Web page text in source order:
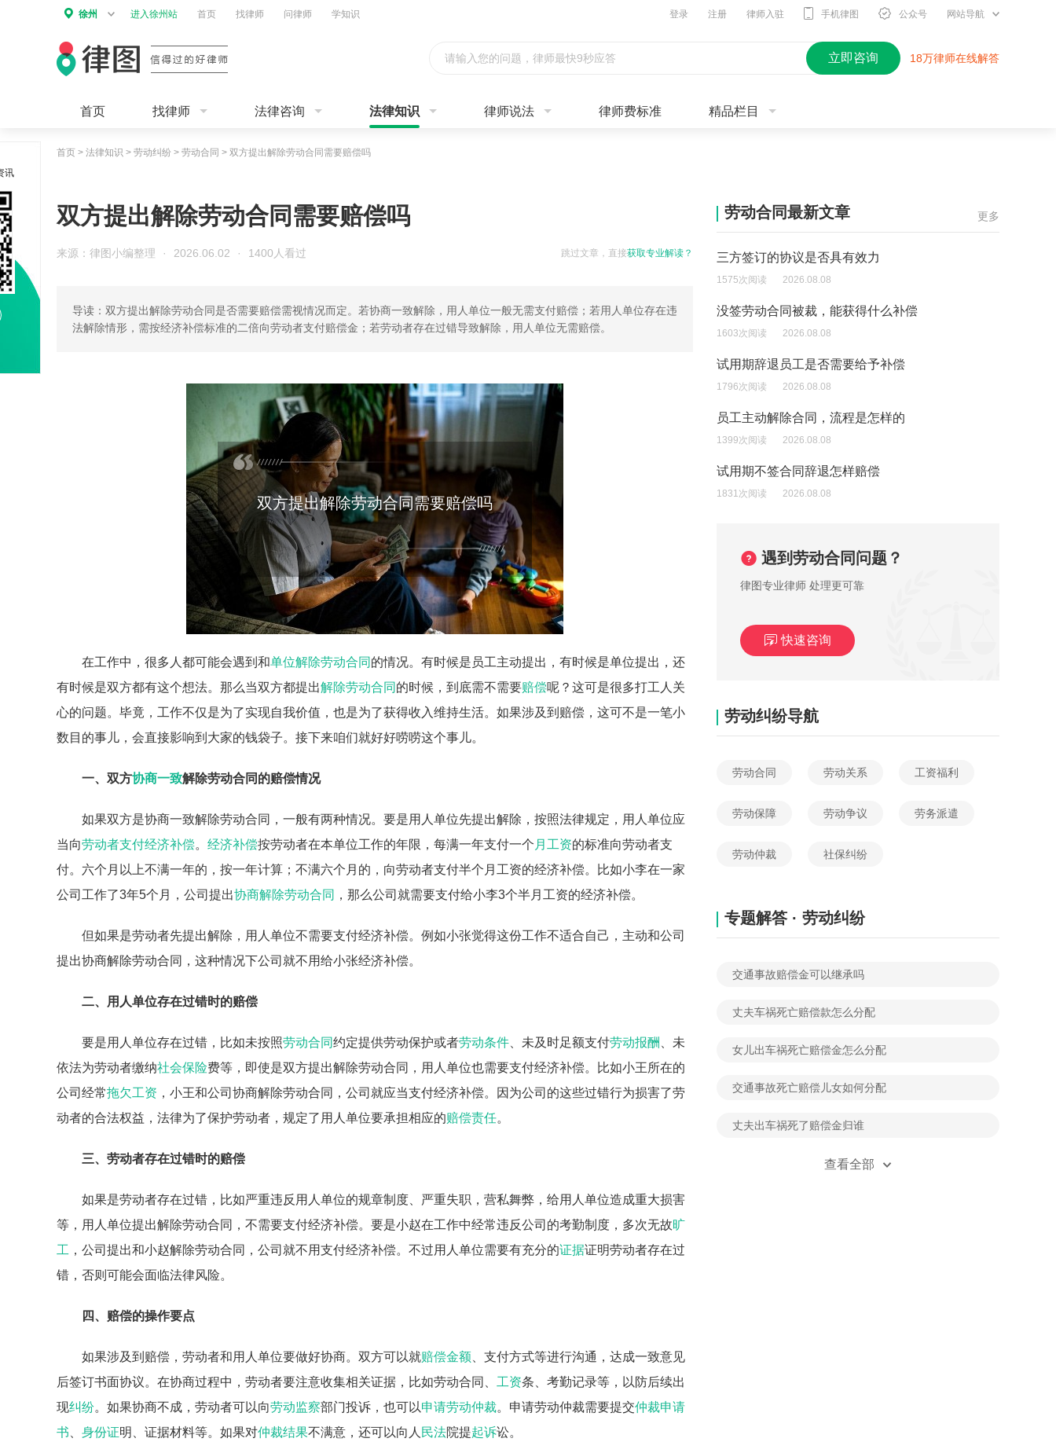
徐州 进入徐州站 首页 找律师 问律师 学知识 登录 注册 律师入驻 手机律图 公众号 网站导航
请输入您的问题，律师最快9秒应答 立即咨询 18万律师在线解答
首页 找律师 法律咨询 法律知识 律师说法 律师费标准 精品栏目
首页 > 法律知识 > 劳动纠纷 > 劳动合同 > 双方提出解除劳动合同需要赔偿吗
双方提出解除劳动合同需要赔偿吗
跳过文章，直接获取专业解读？
来源：律图小编整理 · 2026.06.02 · 1400人看过
导读：双方提出解除劳动合同是否需要赔偿需视情况而定。若协商一致解除，用人单位一般无需支付赔偿；若用人单位存在违
法解除情形，需按经济补偿标准的二倍向劳动者支付赔偿金；若劳动者存在过错导致解除，用人单位无需赔偿。
双方提出解除劳动合同需要赔偿吗
在工作中，很多人都可能会遇到和单位解除劳动合同 的情况。有时候是员工主动提出，有时候是单位提出，还
有时候是双方都有这个想法。那么当双方都提出解除劳动合同 的时候，到底需不需要赔偿呢？这可是很多打工人关
心的问题。毕竟，工作不仅是为了实现自我价值，也是为了获得收入维持生活。如果涉及到赔偿，这可不是一笔小
数目的事儿，会直接影响到大家的钱袋子。接下来咱们就好好唠唠这个事儿。
一、双方协商一致解除劳动合同的赔偿情况
如果双方是协商一致解除劳动合同，一般有两种情况。要是用人单位先提出解除，按照法律规定，用人单位应
当向劳动者支付经济补偿。 经济补偿按劳动者在本单位工作的年限，每满一年支付一个 月工资的标准向劳动者支
付。六个月以上不满一年的，按一年计算；不满六个月的，向劳动者支付半个月工资的经济补偿。比如小李在一家
公司工作了3年5个月，公司提出协商解除劳动合同 ，那么公司就需要支付给小李3个半月工资的经济补偿。
但如果是劳动者先提出解除，用人单位不需要支付经济补偿。例如小张觉得这份工作不适合自己，主动和公司
提出协商解除劳动合同，这种情况下公司就不用给小张经济补偿。
二、用人单位存在过错时的赔偿
要是用人单位存在过错，比如未按照劳动合同约定提供劳动保护或者劳动条件 、未及时足额支付劳动报酬
、未
依法为劳动者缴纳社会保险费等，即使是双方提出解除劳动合同，用人单位也需要支付经济补偿。比如小王所在的
公司经常拖欠工资 ，小王和公司协商解除劳动合同，公司就应当支付经济补偿。因为公司的这些过错行为损害了劳
动者的合法权益，法律为了保护劳动者，规定了用人单位要承担相应的赔偿责任。
三、劳动者存在过错时的赔偿
如果是劳动者存在过错，比如严重违反用人单位的规章制度、严重失职，营私舞弊，给用人单位造成重大损害
等，用人单位提出解除劳动合同，不需要支付经济补偿。要是小赵在工作中经常违反公司的考勤制度，多次无故旷
工 ，公司提出和小赵解除劳动合同，公司就不用支付经济补偿。不过用人单位需要有充分的证据证明劳动者存在过
错，否则可能会面临法律风险。
四、赔偿的操作要点
如果涉及到赔偿，劳动者和用人单位要做好协商。双方可以就赔偿金额 、支付方式等进行沟通，达成一致意见
后签订书面协议。在协商过程中，劳动者要注意收集相关证据，比如劳动合同、 工资条、考勤记录等，以防后续出
现纠纷。如果协商不成，劳动者可以向劳动监察部门投诉，也可以申请劳动仲裁。申请劳动仲裁需要提交仲裁申请
书
身份证明、证据材料等。如果对仲裁结果不满意，还可以向人 民法院提起诉讼。
更多
劳动合同最新文章
三方签订的协议是否具有效力
1575次阅读 2026.08.08
没签劳动合同被裁，能获得什么补偿
1603次阅读 2026.08.08
试用期辞退员工是否需要给予补偿
1796次阅读 2026.08.08
员工主动解除合同，流程是怎样的
1399次阅读 2026.08.08
试用期不签合同辞退怎样赔偿
1831次阅读 2026.08.08
遇到劳动合同问题？
律图专业律师 处理更可靠
快速咨询
劳动纠纷导航
劳动合同 劳动关系 工资福利
劳动保障 劳动争议 劳务派遣
劳动仲裁 社保纠纷
专题解答 · 劳动纠纷
交通事故赔偿金可以继承吗
丈夫车祸死亡赔偿款怎么分配
女儿出车祸死亡赔偿金怎么分配
交通事故死亡赔偿儿女如何分配
丈夫出车祸死了赔偿金归谁
事故赔偿是按照责任划分吗
查看全部
讯